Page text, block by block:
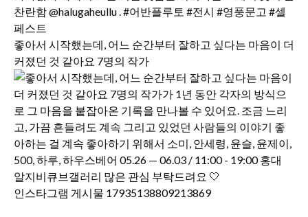
좋아서 시작했는데, 어느 순간부터 잘하고 싶다는 마음이 더
커졌던 것 같아요 7명의 작가
인스타그램 게시물 17935138809213869